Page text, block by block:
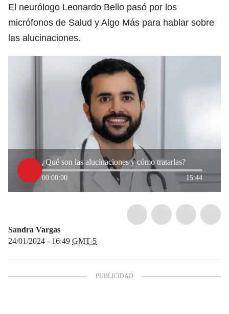
El neurólogo Leonardo Bello pasó por los
micrófonos de Salud y Algo Más para hablar sobre
las alucinaciones.
¿Qué son las alucinaciones y cómo tratarlas?
00:00:00 15:44
Sandra Vargas
24/01/2024 - 16:49 GMT-5